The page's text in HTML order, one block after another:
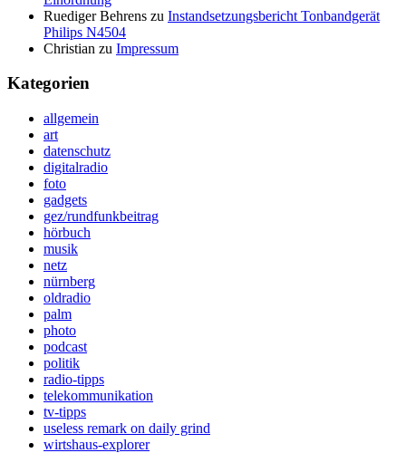
Ruediger Behrens zu Instandsetzungsbericht Tonbandgerät
Philips N4504
Christian zu Impressum
Kategorien
allgemein
art
datenschutz
digitalradio
foto
gadgets
gez/rundfunkbeitrag
hörbuch
musik
netz
nürnberg
oldradio
palm
photo
podcast
politik
radio-tipps
telekommunikation
tv-tipps
useless remark on daily grind
wirtshaus-explorer